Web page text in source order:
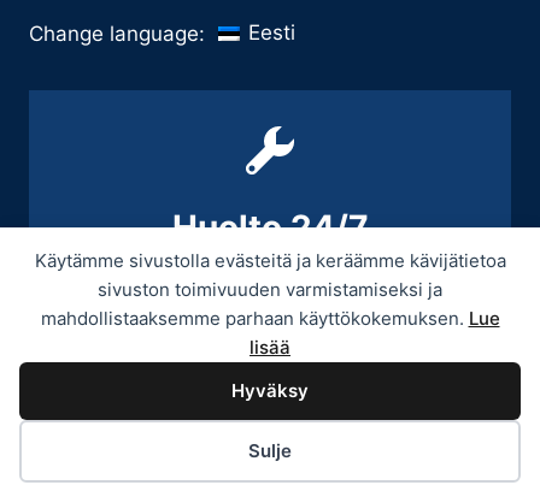
Käytämme sivustolla evästeitä ja keräämme kävijätietoa
sivuston toimivuuden varmistamiseksi ja
mahdollistaaksemme parhaan käyttökokemuksen. Lue
lisää
Hyväksy
Sulje
Change language: Eesti
Huolto 24/7
+358 9 439 3070 / +358 50 545 5664
© 2026 Provitek -Tietosuojaseloste